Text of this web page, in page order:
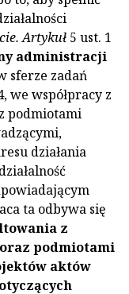
Artykuł5 ust. 1
administracji
sferze zadań
we współpracy z
podmiotami
działania
ta odbywa się
z
podmiotami
aktów